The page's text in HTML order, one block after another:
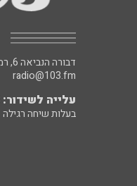
דבורה הנביאה 6, רמת השרון
radio@103.fm
עלייה לשידור: 0552-103-103
בעלות שיחה רגילה